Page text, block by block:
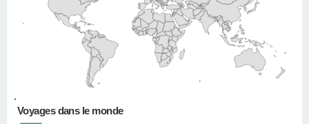
•
Voyages dans le monde